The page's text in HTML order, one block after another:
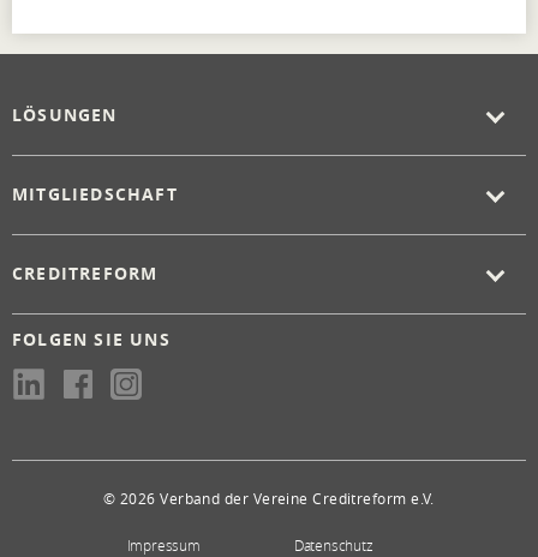
LÖSUNGEN
MITGLIEDSCHAFT
CREDITREFORM
FOLGEN SIE UNS
© 2026 Verband der Vereine Creditreform e.V.
Impressum Datenschutz